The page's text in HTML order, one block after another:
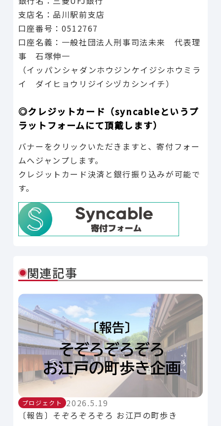
支店名：品川駅前支店
口座番号：0512767
口座名義：一般社団法人刑事司法未来 代表理
事 石塚伸一
（イッパンシャダンホウジンケイジシホウミラ
イ ダイヒョウリジイシヅカシンイチ）
◎クレジットカード（syncableというプ
ラットフォームにて頂戴します）
バナーをクリックいただきますと、寄付フォー
ムへジャンプします。
クレジットカード決済と銀行振り込みが可能で
す。
関連記事
プロジェクト
2026.5.19
〔報告〕そぞろぞろぞろ お江戸の町歩き